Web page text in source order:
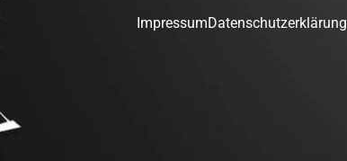
ImpressumDatenschutzerklärung